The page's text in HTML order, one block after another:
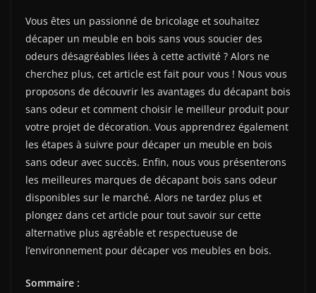
Vous êtes un passionné de bricolage et souhaitez
décaper un meuble en bois sans vous soucier des
odeurs désagréables liées à cette activité ? Alors ne
cherchez plus, cet article est fait pour vous ! Nous vous
proposons de découvrir les avantages du décapant bois
sans odeur et comment choisir le meilleur produit pour
votre projet de décoration. Vous apprendrez également
les étapes à suivre pour décaper un meuble en bois
sans odeur avec succès. Enfin, nous vous présenterons
les meilleures marques de décapant bois sans odeur
disponibles sur le marché. Alors ne tardez plus et
plongez dans cet article pour tout savoir sur cette
alternative plus agréable et respectueuse de
l’environnement pour décaper vos meubles en bois.
Sommaire :